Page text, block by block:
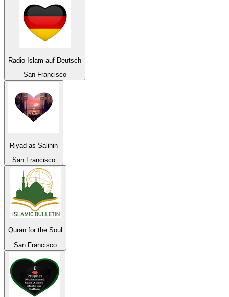
Radio Islam auf Deutsch
San Francisco
Riyad as-Salihin
San Francisco
Quran for the Soul
San Francisco